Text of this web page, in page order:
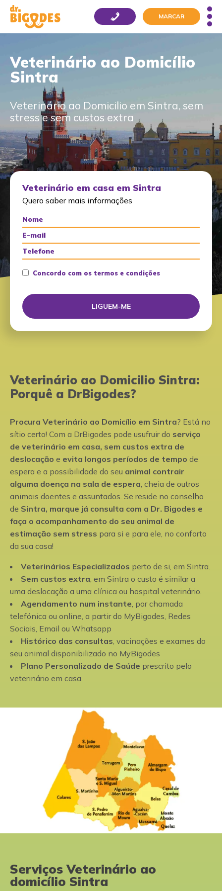
MARCAR
Veterinário ao Domicílio
Sintra
Veterinário ao Domicilio em Sintra, sem
stress e sem custos extra
Veterinário em casa em Sintra
Quero saber mais informações
Concordo com os termos e condições
Veterinário ao Domicilio Sintra:
Porquê a DrBigodes?
Procura Veterinário ao Domicílio em Sintra? Está no
sítio certo! Com a DrBigodes pode usufruir do serviço
de veterinário em casa, sem custos extra de
deslocação e evita longos períodos de tempo de
espera e a possibilidade do seu animal contrair
alguma doença na sala de espera, cheia de outros
animais doentes e assuntados. Se reside no conselho
de Sintra, marque já consulta com a Dr. Bigodes e
faça o acompanhamento do seu animal de
estimação sem stress para si e para ele, no conforto
da sua casa!
Veterinários Especializados perto de si, em Sintra.
Sem custos extra, em Sintra o custo é similar a
uma deslocação a uma clínica ou hospital veterinário.
Agendamento num instante, por chamada
telefónica ou online, a partir do MyBigodes, Redes
Sociais, Email ou Whatsapp
Histórico das consultas, vacinações e exames do
seu animal disponibilizado no MyBigodes
Plano Personalizado de Saúde prescrito pelo
veterinário em casa.
Serviços Veterinário ao
domicílio Sintra